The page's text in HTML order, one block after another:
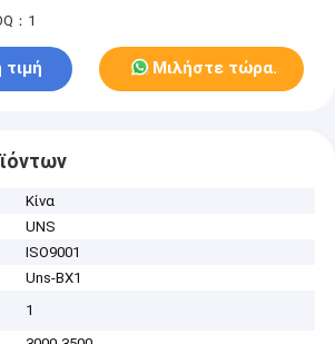
：1
Μιλήστε τώρα.
Κίνα
UNS
ISO9001
Uns-BX1
1